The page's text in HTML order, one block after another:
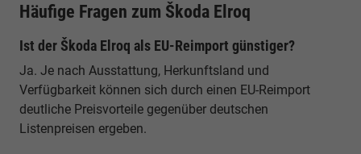
Häufige Fragen zum Škoda Elroq
Ist der Škoda Elroq als EU-Reimport günstiger?
Ja. Je nach Ausstattung, Herkunftsland und
Verfügbarkeit können sich durch einen EU-Reimport
deutliche Preisvorteile gegenüber deutschen
Listenpreisen ergeben.